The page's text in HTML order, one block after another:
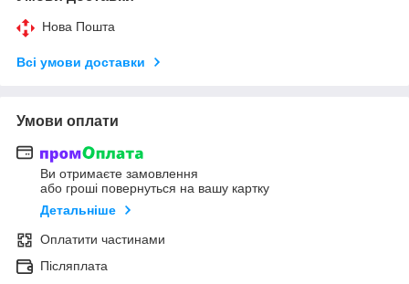
Нова Пошта
Всі умови доставки
Умови оплати
Ви отримаєте замовлення
або гроші повернуться на вашу картку
Детальніше
Оплатити частинами
Післяплата